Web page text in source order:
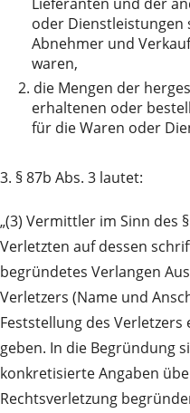
Lieferanten und der
oder Dienstleistungen
Abnehmer und
waren,
2. die Mengen der
erhaltenen oder
für die Waren oder
3. § 87b Abs. 3 lautet:
„(3) Vermittler im Sinn des
Verletzten auf dessen
begründetes Verlangen
Verletzers (Name und
Feststellung des
geben. In die Begründung
konkretisierte Angaben
Rechtsverletzung